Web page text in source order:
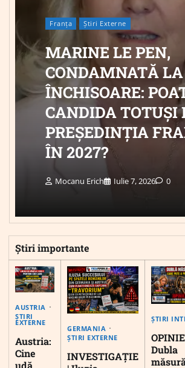
Franța Știri Externe
MARINE LE PEN,
CONDAMNATĂ LA
ÎNCHISOARE:
CANDIDA TOTUȘI
PREȘEDINȚIA
ÎN 2027?
Mocanu Erich Iulie 7, 2026 0
Știri importante
AUSTRIA
ȘTIRI
EXTERNE
Austria:
Cine
udă
GERMANIA
ȘTIRI EXTERNE
INVESTIGAȚIE
ȘTIRI
Dubla